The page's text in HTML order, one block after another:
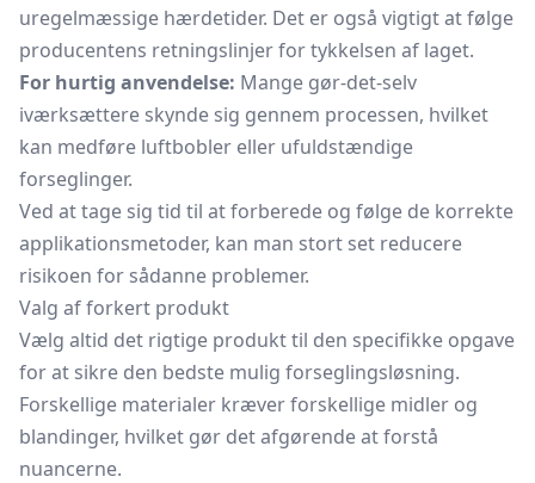
uregelmæssige hærdetider. Det er også vigtigt at følge
producentens retningslinjer for tykkelsen af laget.
For hurtig anvendelse: Mange gør-det-selv
iværksættere skynde sig gennem processen, hvilket
kan medføre luftbobler eller ufuldstændige
forseglinger.
Ved at tage sig tid til at forberede og følge de korrekte
applikationsmetoder, kan man stort set reducere
risikoen for sådanne problemer.
Valg af forkert produkt
Vælg altid det rigtige produkt til den specifikke opgave
for at sikre den bedste mulig forseglingsløsning.
Forskellige materialer kræver forskellige midler og
blandinger, hvilket gør det afgørende at forstå
nuancerne.